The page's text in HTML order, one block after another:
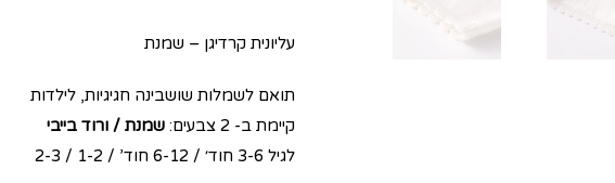
עליונית קרדיגן – שמנת
תואם לשמלות שושבינה חגיגיות, לילדות
קיימת ב- 2 צבעים:
שמנת / ורוד בייבי
לגיל 3-6 חוד׳ / 6-12 חוד’ / 1-2 / 2-3